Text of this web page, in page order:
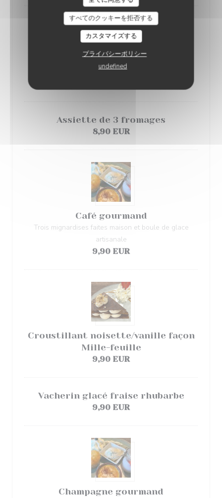
すべてのクッキーを拒否する
カスタマイズする
プライバシーポリシー
undefined
Crème brulée vanille
Assiette de 3 fromages
8,90 EUR
Café gourmand
Trois mignardises faites maison et boule de glace
artisanale
9,90 EUR
Croustillant noisette/vanille façon
Mille-feuille
9,90 EUR
Vacherin glacé fraise rhubarbe
9,90 EUR
Champagne gourmand